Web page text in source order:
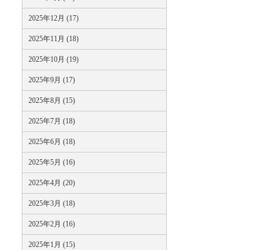
2025年12月 (17)
2025年11月 (18)
2025年10月 (19)
2025年9月 (17)
2025年8月 (15)
2025年7月 (18)
2025年6月 (18)
2025年5月 (16)
2025年4月 (20)
2025年3月 (18)
2025年2月 (16)
2025年1月 (15)